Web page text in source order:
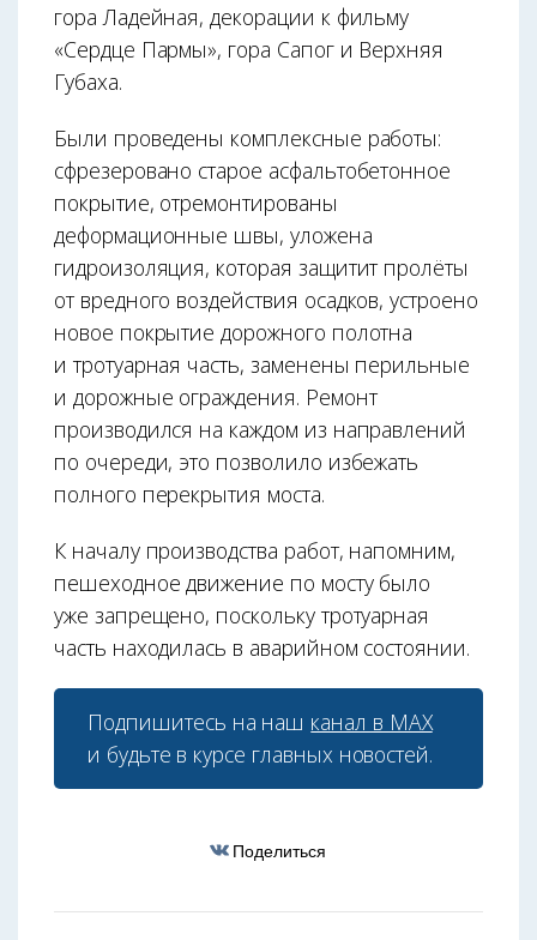
гора Ладейная, декорации к фильму
«Сердце Пармы», гора Сапог и Верхняя
Губаха.
Были проведены комплексные работы:
сфрезеровано старое асфальтобетонное
покрытие, отремонтированы
деформационные швы, уложена
гидроизоляция, которая защитит пролёты
от вредного воздействия осадков, устроено
новое покрытие дорожного полотна
и тротуарная часть, заменены перильные
и дорожные ограждения. Ремонт
производился на каждом из направлений
по очереди, это позволило избежать
полного перекрытия моста.
К началу производства работ, напомним,
пешеходное движение по мосту было
уже запрещено, поскольку тротуарная
часть находилась в аварийном состоянии.
Подпишитесь на наш канал в МАХ
и будьте в курсе главных новостей.
Поделиться